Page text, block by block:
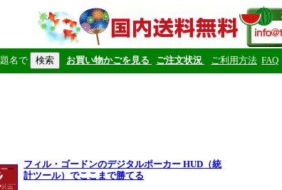
題名で お買い物かごを見る ご注文状況 ご利用方法 FAQ
フィル・ゴードンのデジタルポーカー HUD（統
計ツール）でここまで勝てる